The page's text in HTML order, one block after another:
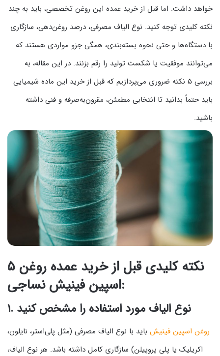
خواهد داشت. اما قبل از خرید عمده این روغن تخصصی، باید به چند
نکته کلیدی توجه کنید. نوع الیاف مصرفی، درصد روغن‌دهی، سازگاری
با دستگاه‌ها و حتی نحوه بسته‌بندی، همگی جزو مواردی هستند که
می‌توانند موفقیت یا شکست تولید را رقم بزنند. در این مقاله، به
بررسی ۵ نکته ضروری می‌پردازیم که قبل از خرید این ماده شیمیایی
باید حتماً بدانید تا انتخابی مطمئن، مقرون‌به‌صرفه و فنی داشته
باشید.
۵ نکته کلیدی قبل از خرید عمده روغن
اسپین فینیش نساجی:
۱. نوع الیاف مورد استفاده را مشخص کنید
روغن اسپین فینیش باید با نوع الیاف مصرفی (مثل پلی‌استر، نایلون،
اکریلیک یا پلی‌ پروپیلن) سازگاری کامل داشته باشد. هر نوع الیاف،